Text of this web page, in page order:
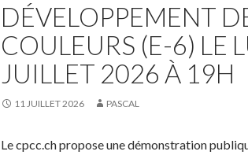
DÉVELOPPEMENT
COULEURS (E-6) LE
JUILLET 2026 À 19H
11 JUILLET 2026 PASCAL
Le cpcc.ch propose une démonstration